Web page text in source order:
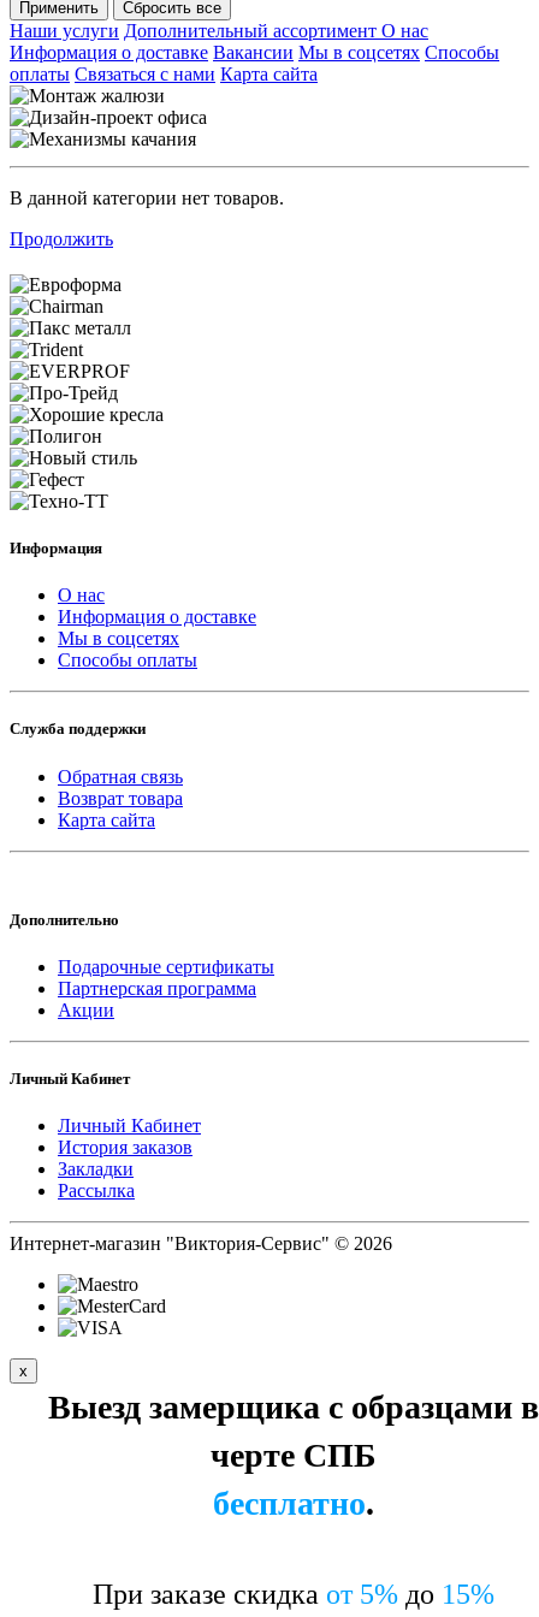
Наши услуги Дополнительный ассортимент О нас
Информация о доставке Вакансии Мы в соцсетях Способы
оплаты Связаться с нами Карта сайта
В данной категории нет товаров.
Продолжить
Информация
О нас
Информация о доставке
Мы в соцсетях
Способы оплаты
Служба поддержки
Обратная связь
Возврат товара
Карта сайта
Дополнительно
Подарочные сертификаты
Партнерская программа
Акции
Личный Кабинет
Личный Кабинет
История заказов
Закладки
Рассылка
Интернет-магазин "Виктория-Сервис" © 2026
x
Выезд замерщика с образцами в
черте СПБ
бесплатно.
При заказе скидка от 5% до 15%